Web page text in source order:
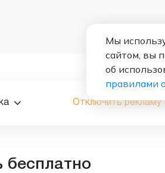
Отключить рекламу
бесплатно
Мы
сайтом, вы
об
правилами